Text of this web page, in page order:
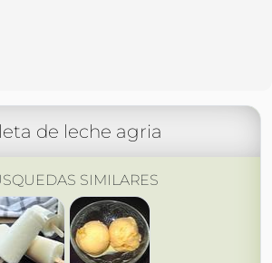
de leche agria
SIMILARES